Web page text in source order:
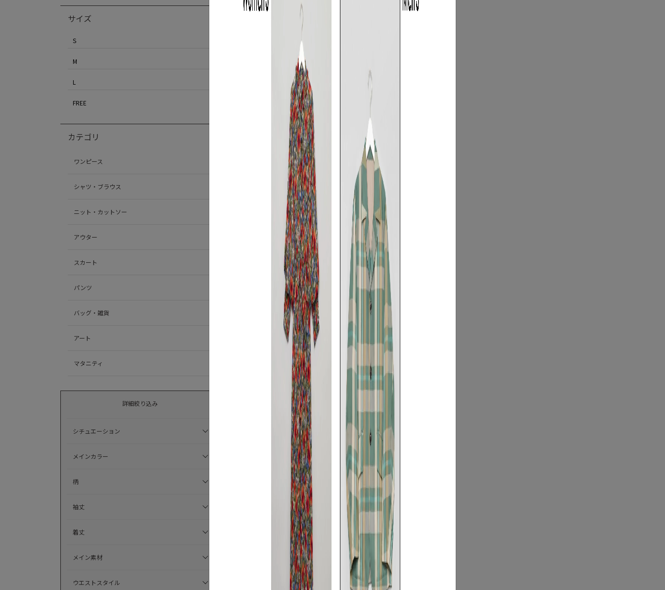
サイズ
S
M
L
FREE
カテゴリ
ワンピース
シャツ・ブラウス
ニット・カットソー
アウター
スカート
パンツ
バッグ・雑貨
アート
マタニティ
詳細絞り込み
シチュエーション
メインカラー
柄
袖丈
着丈
メイン素材
ウエストスタイル